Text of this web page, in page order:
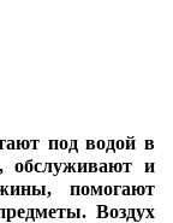
под водой в
обслуживают и
помогают
Воздух